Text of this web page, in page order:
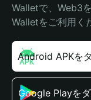
Walletで、Web3
Walletをご利用く
Android APKを
Google Playを